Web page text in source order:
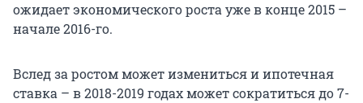
ожидает экономического роста уже в конце 2015 –
начале 2016-го.
Вслед за ростом может измениться и ипотечная
ставка – в 2018-2019 годах может сократиться до 7-